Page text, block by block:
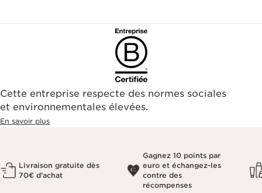
Cette entreprise respecte des normes sociales
et environnementales élevées.
En savoir plus
Livraison gratuite dès
70€ d'achat
Gagnez 10 points par
euro et échangez-les
contre des
récompenses